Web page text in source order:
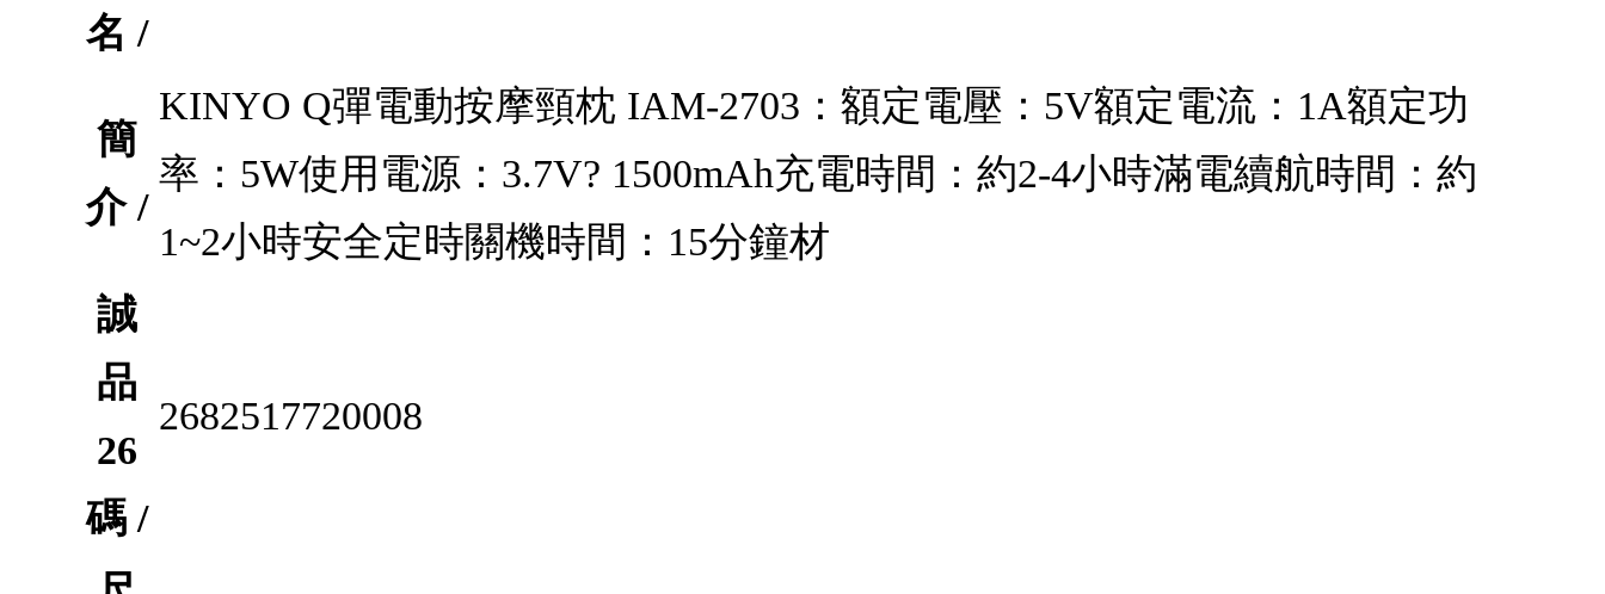
名 /
簡
介 /
KINYO Q彈電動按摩頸枕 IAM-2703：額定電壓：5V額定電流：1A額定功
率：5W使用電源：3.7V? 1500mAh充電時間：約2-4小時滿電續航時間：約
1~2小時安全定時關機時間：15分鐘材
誠
品
26
碼 /
2682517720008